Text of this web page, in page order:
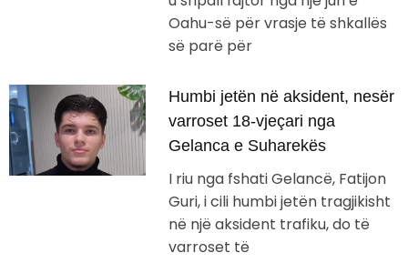
Oahu-së për vrasje të shkallës
së parë për
Humbi jetën në aksident, nesër
varroset 18-vjeçari nga
Gelanca e Suharekës
I riu nga fshati Gelancë, Fatijon
Guri, i cili humbi jetën tragjikisht
në një aksident trafiku, do të
varroset të